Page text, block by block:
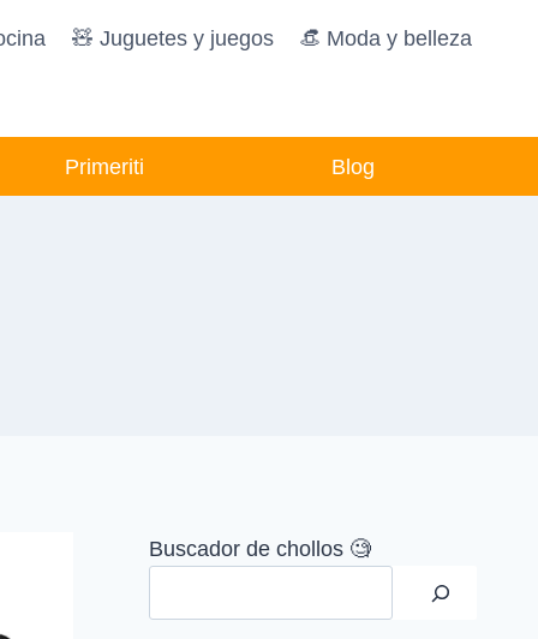
🧸️ Juguetes y juegos 👒 Moda y belleza
Primeriti Blog
Buscador de chollos 🧐